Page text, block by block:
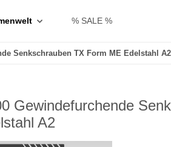
% SALE %
Senkschrauben TX Form ME Edelstahl A2
Gewindefurchende
A2